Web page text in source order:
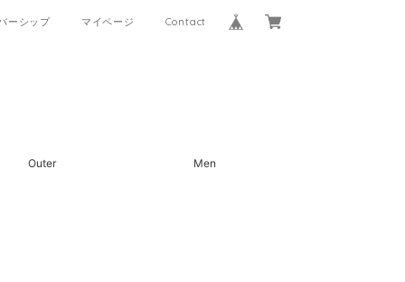
ーシップ マイページ Contact
Outer Men